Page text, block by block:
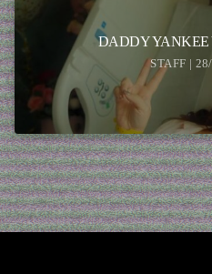
DADDY YANKEE
STAFF |